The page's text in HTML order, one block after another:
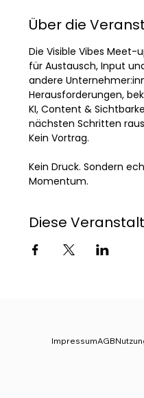
Über die
Die Visible Vibes Meet-
für Austausch, Input
andere
Herausforderungen,
KI, Content &
nächsten Schritten
Kein Vortrag.
Kein Druck. Sondern
Momentum.
Diese
AGB
Impressum